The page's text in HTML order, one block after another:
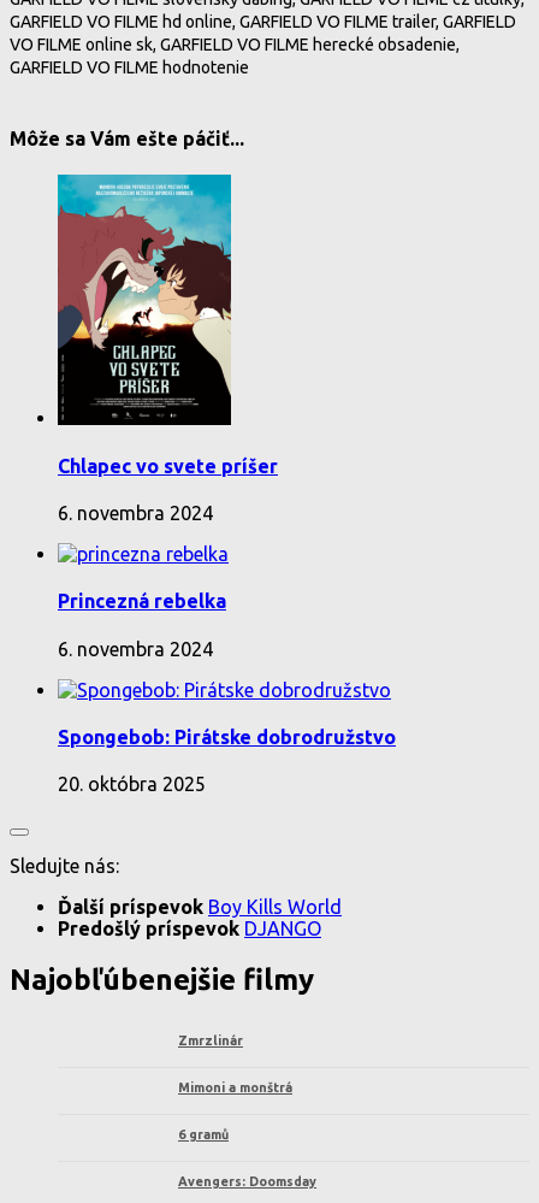
GARFIELD VO FILME hd online, GARFIELD VO FILME trailer, GARFIELD
VO FILME online sk, GARFIELD VO FILME herecké obsadenie,
GARFIELD VO FILME hodnotenie
Môže sa Vám ešte páčiť...
Chlapec vo svete príšer
6. novembra 2024
Princezná rebelka
6. novembra 2024
Spongebob: Pirátske dobrodružstvo
20. októbra 2025
Sledujte nás:
Ďalší príspevok Boy Kills World
Predošlý príspevok DJANGO
Najobľúbenejšie filmy
Zmrzlinár
Mimoni a monštrá
6 gramů
Avengers: Doomsday